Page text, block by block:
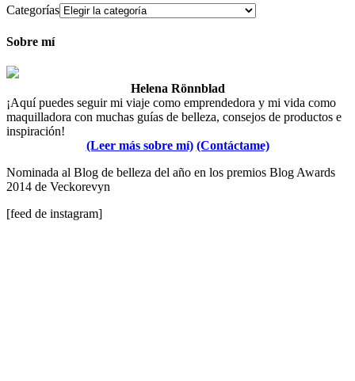
Categorías
Sobre mí
Helena Rönnblad
¡Aquí puedes seguir mi viaje como emprendedora y mi vida como
maquilladora con muchas guías de belleza, consejos de productos e
inspiración!
(Leer más sobre mí) (Contáctame)
Nominada al Blog de belleza del año en los premios Blog Awards
2014 de Veckorevyn
[feed de instagram]